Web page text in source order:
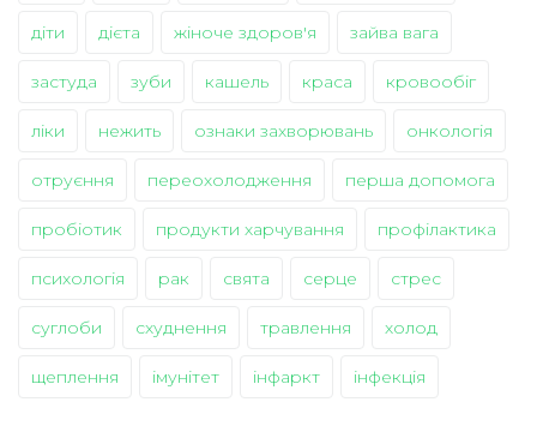
діти дієта жіноче здоров'я зайва вага
застуда зуби кашель краса кровообіг
ліки нежить ознаки захворювань онкологія
отруєння переохолодження перша допомога
пробіотик продукти харчування профілактика
психологія рак свята серце стрес
суглоби схуднення травлення холод
щеплення імунітет інфаркт інфекція